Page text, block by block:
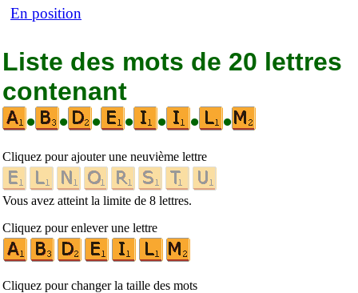
En position
Liste des mots de 20 lettres
contenant
•
• • • • • •
Cliquez pour ajouter une neuvième lettre
Vous avez atteint la limite de 8 lettres.
Cliquez pour enlever une lettre
Cliquez pour changer la taille des mots